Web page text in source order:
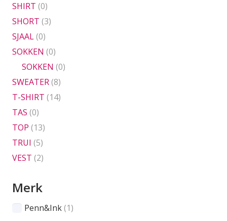
SHIRT (0)
SHORT (3)
SJAAL(0)
SOKKEN (0)
SOKKEN (0)
SWEATER(8)
T-SHIRT (14)
TAS (0)
TOP (13)
TRUI (5)
VEST (2)
Merk
Penn&Ink(1)